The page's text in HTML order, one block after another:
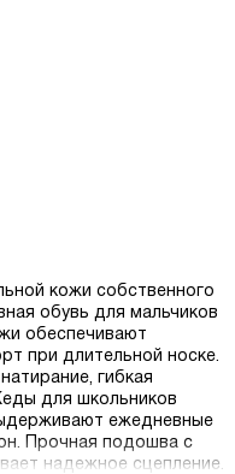
кожи собственного
обувь для мальчиков
обеспечивают
при длительной носке.
гибкая
для школьников
ежедневные
Прочная подошва с
надежное сцепление.